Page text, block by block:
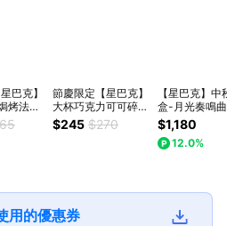
巴克】
烤法式
節慶限定【星巴克】
大杯巧克力可可碎片
星冰樂+經典起司蛋
糕
$245 $270
【星巴克】中
盒-月光奏鳴
與西式糕點)
$1,180
12.0%
用的優惠券